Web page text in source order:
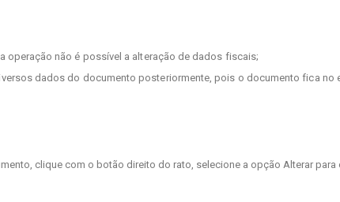
operação não é possível a alteração de dados fiscais;
dados do documento posteriormente, pois o documento fica no
clique com o botão direito do rato, selecione a opção Alterar para